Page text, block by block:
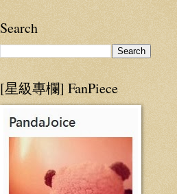
Search
[星級專欄] FanPiece